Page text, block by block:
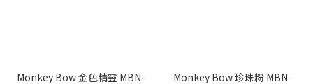
Monkey Bow 金色精靈 MBN-
Monkey Bow 珍珠粉 MBN-